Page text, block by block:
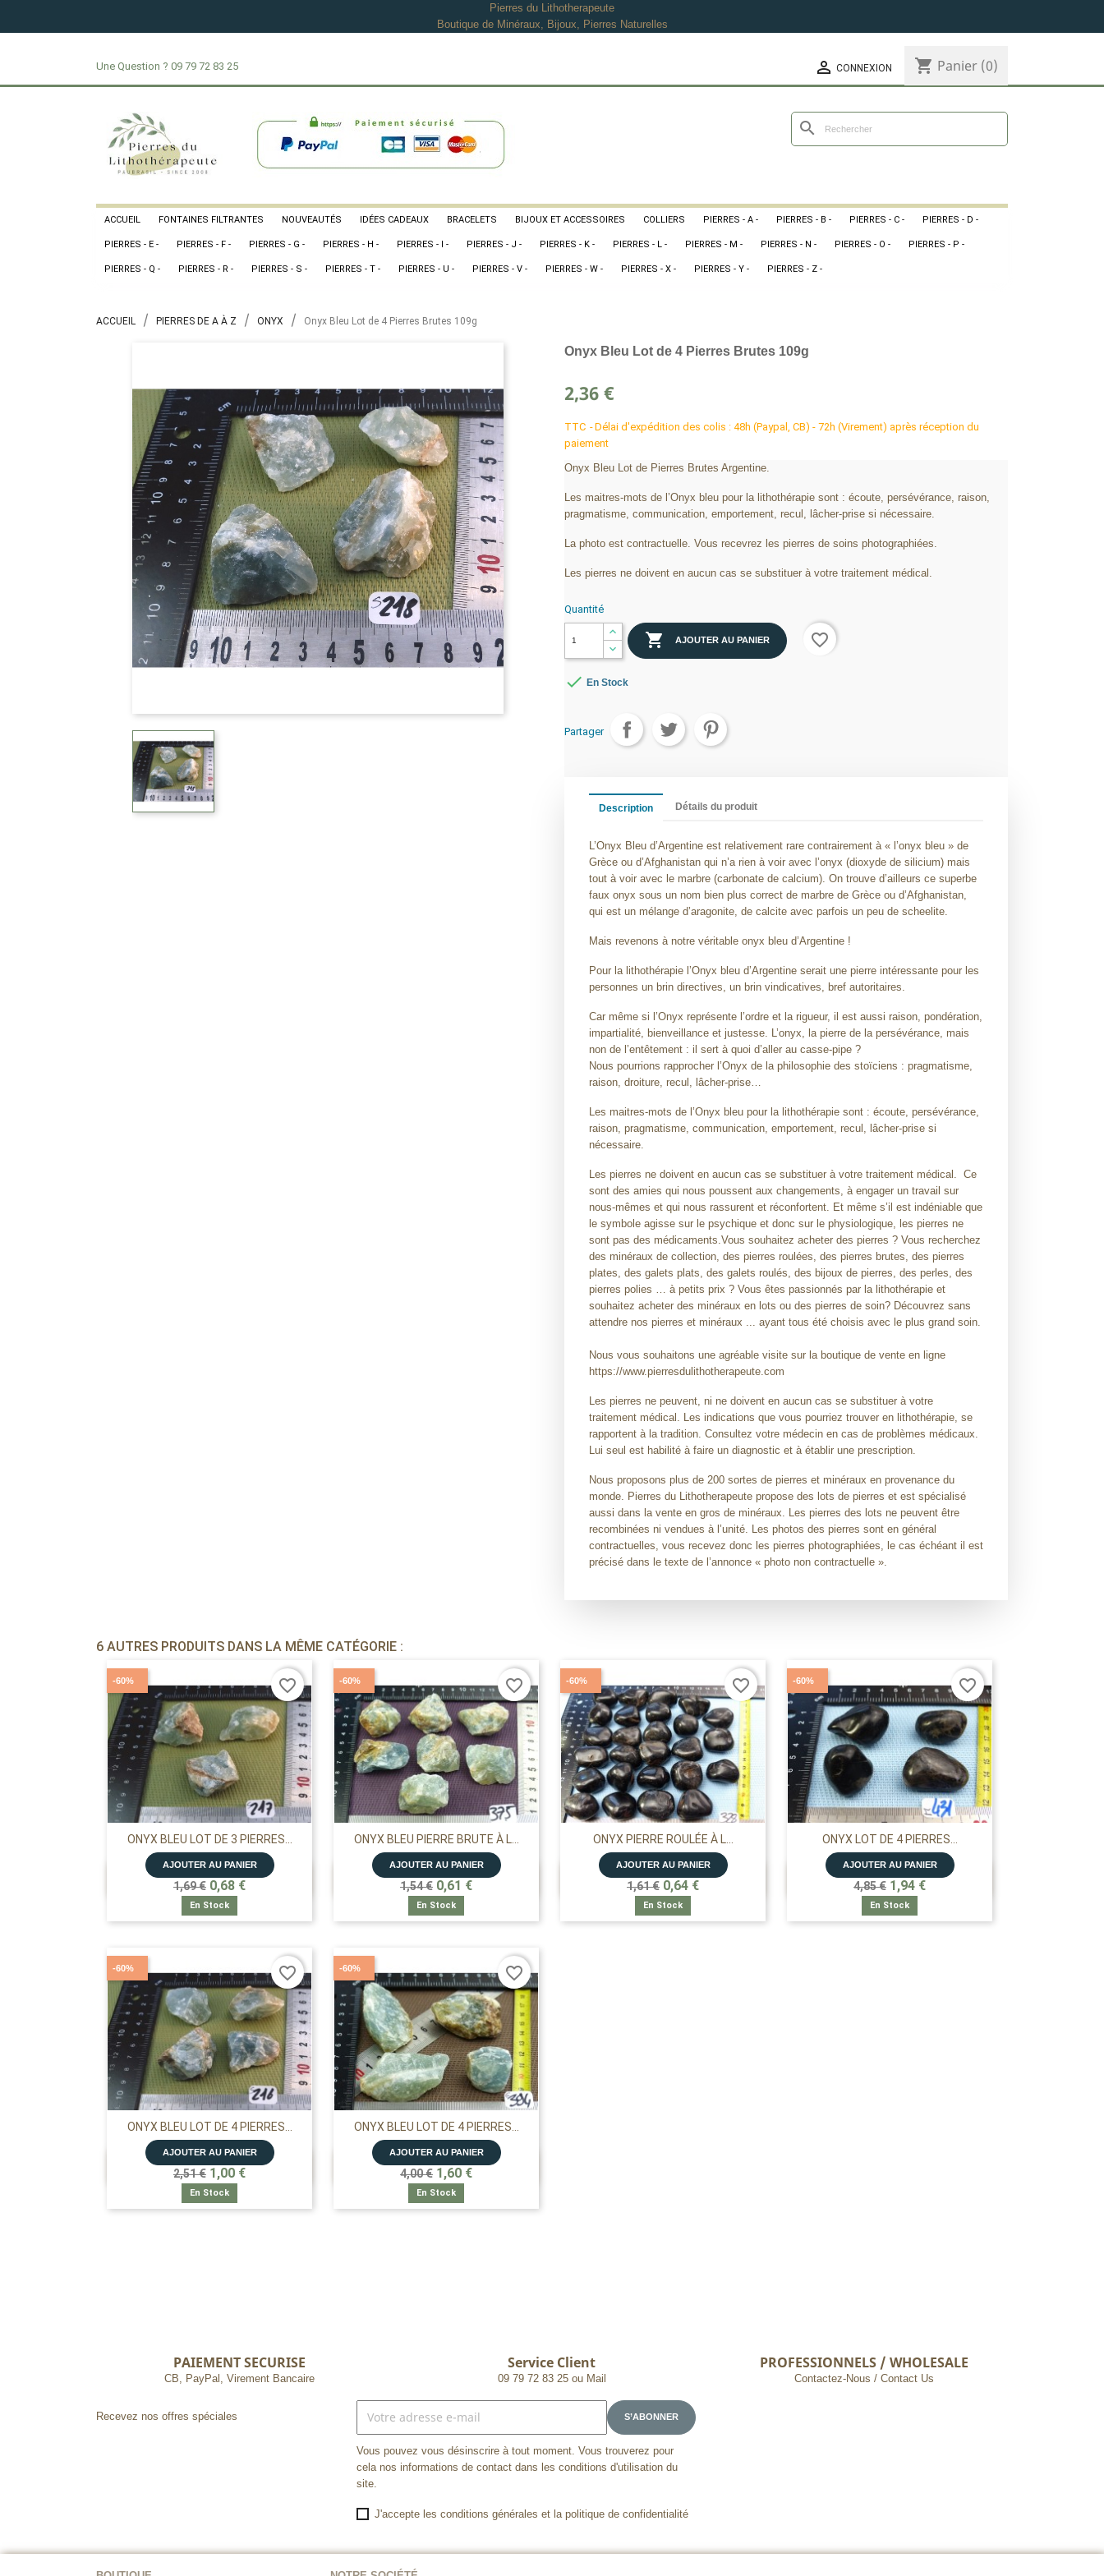
Pierres du Lithotherapeute
Boutique de Minéraux, Bijoux, Pierres Naturelles
Une Question ? 09 79 72 83 25  CONNEXION shopping_cart Panier (0)
search
ACCUEIL FONTAINES FILTRANTES NOUVEAUTÉS IDÉES CADEAUX BRACELETS BIJOUX ET ACCESSOIRES COLLIERS PIERRES - A - PIERRES - B - PIERRES - C - PIERRES - D -
PIERRES - E - PIERRES - F - PIERRES - G - PIERRES - H - PIERRES - I - PIERRES - J - PIERRES - K - PIERRES - L - PIERRES - M - PIERRES - N - PIERRES - O - PIERRES - P -
PIERRES - Q - PIERRES - R - PIERRES - S - PIERRES - T - PIERRES - U - PIERRES - V - PIERRES - W - PIERRES - X - PIERRES - Y - PIERRES - Z -
ACCUEIL PIERRES DE A À Z ONYX Onyx Bleu Lot de 4 Pierres Brutes 109g
Onyx Bleu Lot de 4 Pierres Brutes 109g
2,36 €
TTC
Délai d'expédition des colis : 48h (Paypal, CB) - 72h (Virement) après réception du
paiement
Onyx Bleu Lot de Pierres Brutes Argentine.
Les maitres-mots de l’Onyx bleu pour la lithothérapie sont : écoute, persévérance, raison,
pragmatisme, communication, emportement, recul, lâcher-prise si nécessaire.
La photo est contractuelle. Vous recevrez les pierres de soins photographiées.
Les pierres ne doivent en aucun cas se substituer à votre traitement médical.
Quantité
 AJOUTER AU PANIER favorite_border
 En Stock
Partager
Description Détails du produit
L’Onyx Bleu d’Argentine est relativement rare contrairement à « l’onyx bleu » de
Grèce ou d’Afghanistan qui n’a rien à voir avec l’onyx (dioxyde de silicium) mais
tout à voir avec le marbre (carbonate de calcium). On trouve d’ailleurs ce superbe
faux onyx sous un nom bien plus correct de marbre de Grèce ou d’Afghanistan,
qui est un mélange d’aragonite, de calcite avec parfois un peu de scheelite.
Mais revenons à notre véritable onyx bleu d’Argentine !
Pour la lithothérapie l’Onyx bleu d’Argentine serait une pierre intéressante pour les
personnes un brin directives, un brin vindicatives, bref autoritaires.
Car même si l’Onyx représente l’ordre et la rigueur, il est aussi raison, pondération,
impartialité, bienveillance et justesse. L’onyx, la pierre de la persévérance, mais
non de l’entêtement : il sert à quoi d’aller au casse-pipe ?
Nous pourrions rapprocher l’Onyx de la philosophie des stoïciens : pragmatisme,
raison, droiture, recul, lâcher-prise…
Les maitres-mots de l’Onyx bleu pour la lithothérapie sont : écoute, persévérance,
raison, pragmatisme, communication, emportement, recul, lâcher-prise si
nécessaire.
Les pierres ne doivent en aucun cas se substituer à votre traitement médical. Ce
sont des amies qui nous poussent aux changements, à engager un travail sur
nous-mêmes et qui nous rassurent et réconfortent. Et même s’il est indéniable que
le symbole agisse sur le psychique et donc sur le physiologique, les pierres ne
sont pas des médicaments.Vous souhaitez acheter des pierres ? Vous recherchez
des minéraux de collection, des pierres roulées, des pierres brutes, des pierres
plates, des galets plats, des galets roulés, des bijoux de pierres, des perles, des
pierres polies … à petits prix ? Vous êtes passionnés par la lithothérapie et
souhaitez acheter des minéraux en lots ou des pierres de soin? Découvrez sans
attendre nos pierres et minéraux ... ayant tous été choisis avec le plus grand soin.
Nous vous souhaitons une agréable visite sur la boutique de vente en ligne
https://www.pierresdulithotherapeute.com
Les pierres ne peuvent, ni ne doivent en aucun cas se substituer à votre
traitement médical. Les indications que vous pourriez trouver en lithothérapie, se
rapportent à la tradition. Consultez votre médecin en cas de problèmes médicaux.
Lui seul est habilité à faire un diagnostic et à établir une prescription.
Nous proposons plus de 200 sortes de pierres et minéraux en provenance du
monde. Pierres du Lithotherapeute propose des lots de pierres et est spécialisé
aussi dans la vente en gros de minéraux. Les pierres des lots ne peuvent être
recombinées ni vendues à l’unité. Les photos des pierres sont en général
contractuelles, vous recevez donc les pierres photographiées, le cas échéant il est
précisé dans le texte de l’annonce « photo non contractuelle ».
6 AUTRES PRODUITS DANS LA MÊME CATÉGORIE :
ONYX BLEU LOT DE 3 PIERRES...
AJOUTER AU PANIER
1,69 € 0,68 €
En Stock
-60%
APERÇU RAPIDE
favorite_border
ONYX BLEU PIERRE BRUTE À L...
AJOUTER AU PANIER
1,54 € 0,61 €
En Stock
-60%
APERÇU RAPIDE
favorite_border
ONYX PIERRE ROULÉE À L...
AJOUTER AU PANIER
1,61 € 0,64 €
En Stock
-60%
APERÇU RAPIDE
favorite_border
ONYX LOT DE 4 PIERRES...
AJOUTER AU PANIER
4,85 € 1,94 €
En Stock
-60%
APERÇU RAPIDE
favorite_border
ONYX BLEU LOT DE 4 PIERRES...
AJOUTER AU PANIER
2,51 € 1,00 €
En Stock
-60%
APERÇU RAPIDE
favorite_border
ONYX BLEU LOT DE 4 PIERRES...
AJOUTER AU PANIER
4,00 € 1,60 €
En Stock
-60%
APERÇU RAPIDE
favorite_border
PAIEMENT SECURISE
CB, PayPal, Virement Bancaire
Service Client
09 79 72 83 25 ou Mail
PROFESSIONNELS / WHOLESALE
Contactez-Nous / Contact Us
Recevez nos offres spéciales
Vous pouvez vous désinscrire à tout moment. Vous trouverez pour
cela nos informations de contact dans les conditions d'utilisation du
site.
J'accepte les conditions générales et la politique de confidentialité